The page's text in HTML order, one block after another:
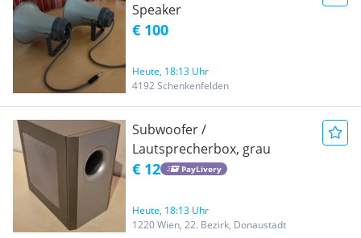
Speaker
€ 100
Heute, 18:13 Uhr
4192 Schenkenfelden
Subwoofer /
Lautsprecherbox, grau
€ 12 PayLivery
Heute, 18:13 Uhr
1220 Wien, 22. Bezirk, Donaustadt